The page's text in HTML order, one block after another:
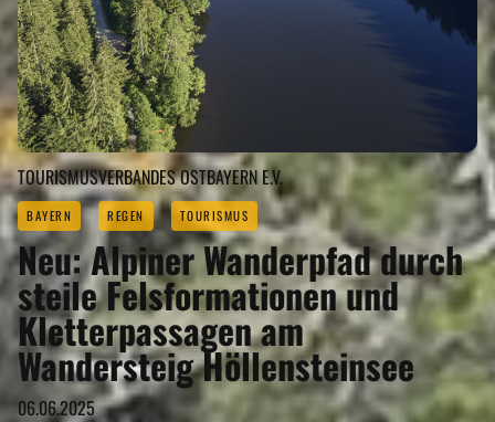
TOURISMUSVERBANDES OSTBAYERN E.V.
BAYERN REGEN TOURISMUS
Neu: Alpiner Wanderpfad durch
steile Felsformationen und
Kletterpassagen am
Wandersteig Höllensteinsee
06.06.2025